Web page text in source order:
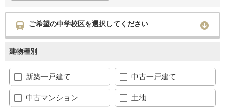
ご希望の中学校区を選択してください
建物種別
新築一戸建て 中古一戸建て
中古マンション 土地